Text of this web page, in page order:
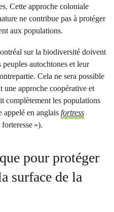
Cette approche coloniale
ne contribue pas à protéger
aux populations.
sur la biodiversité doivent
autochtones et leur
Cela ne sera possible
une approche coopérative et
complètement les populations
appelé en anglais fortress
»).
pour protéger
surface de la